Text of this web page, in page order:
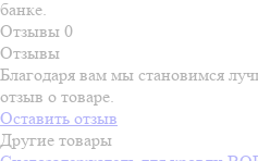
банке.
Отзывы 0
Отзывы
Благодаря вам мы становимся
отзыв о товаре.
Оставить отзыв
Другие товары